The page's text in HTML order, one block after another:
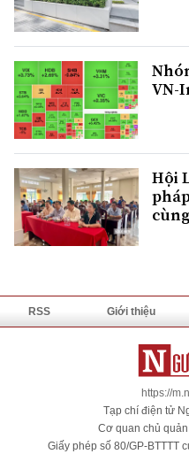
VN-
Hội
RSS Giới thiệu
https://
Tạp chí điện tử
Cơ quan chủ
Giấy phép số 80/GP-BTTTT